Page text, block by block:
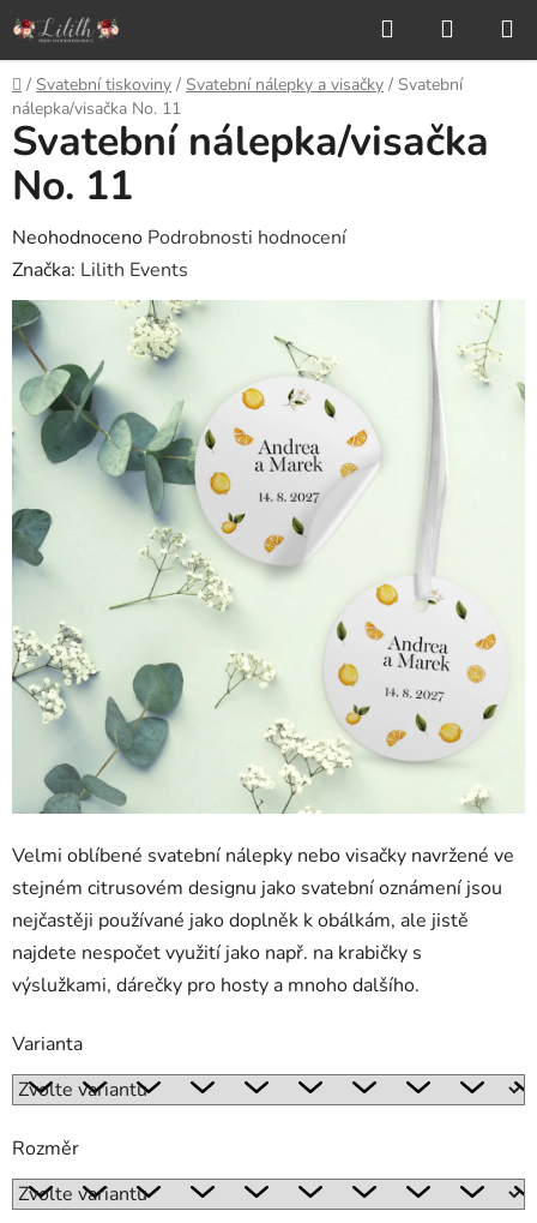
Přejít
na
obsah
Hledat
KOŠÍK
Domů
/ Svatební tiskoviny / Svatební nálepky a visačky / Svatební
nálepka/visačka No. 11
Velmi oblíbené svatební nálepky nebo visačky navržené ve
stejném citrusovém designu jako svatební oznámení jsou
nejčastěji používané jako doplněk k obálkám, ale jistě
najdete nespočet využití jako např. na krabičky s
výslužkami, dárečky pro hosty a mnoho dalšího.
Varianta
Rozměr
Svatební nálepka/visačka
No. 11
Průměrné
hodnocení
produktu
je
0,0
z
5
hvězdiček.
Neohodnoceno Podrobnosti hodnocení
Značka: Lilith Events